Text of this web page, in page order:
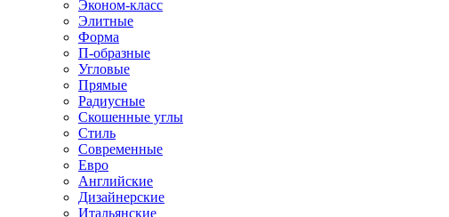
Эконом-класс
Элитные
Форма
П-образные
Угловые
Прямые
Радиусные
Скошенные углы
Стиль
Современные
Евро
Английские
Дизайнерские
Итальянские